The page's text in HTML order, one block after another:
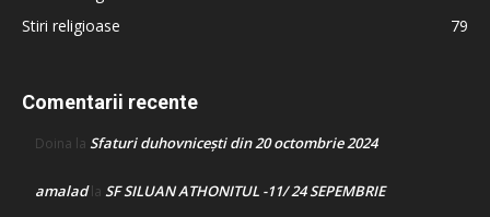
Stiri religioase
79
Comentarii recente
Doina la Sfaturi duhovnicești din 20 octombrie 2024
amaladla SF SILUAN ATHONITUL -11/ 24 SEPEMBRIE